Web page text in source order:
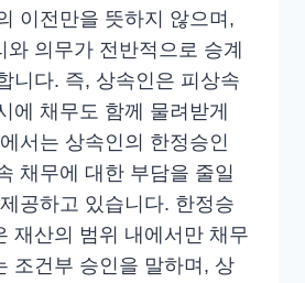
이전만을 뜻하지 않으며,
와 의무가 전반적으로 승계
니다. 즉, 상속인은 피상속
에 채무도 함께 물려받게
서는 상속인의 한정승인
채무에 대한 부담을 줄일
공하고 있습니다. 한정승
재산의 범위 내에서만 채무
조건부 승인을 말하며, 상